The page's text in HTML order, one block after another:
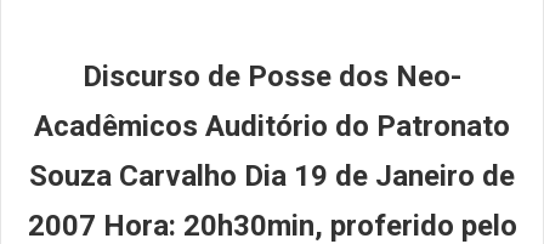
Discurso de Posse dos Neo-
Acadêmicos Auditório do Patronato
Souza Carvalho Dia 19 de Janeiro de
2007 Hora: 20h30min, proferido pelo